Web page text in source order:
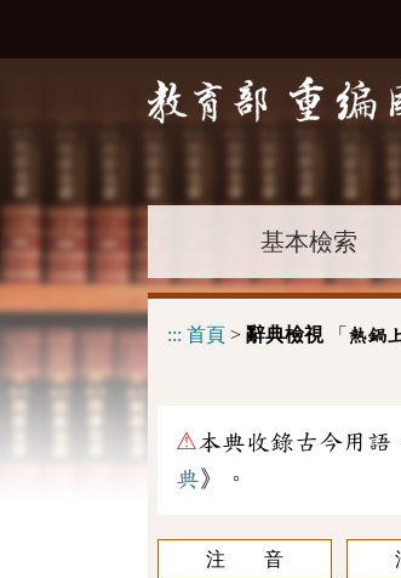
基本檢索
::: 首頁 > 辭典檢視「 熱鍋
⚠本典收錄古今用語
典》。
注 音